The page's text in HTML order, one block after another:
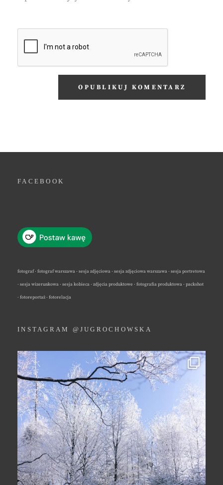
FACEBOOK
fotograf · fotograf warszawa · sesja zdjęciowa · sesja zdjęciowa warszawa · sesja portretowa
· sesja wizerunkowa · sesja kobieca · zdjęcia produktowe · fotografia produktowa · packshot
· fotoreportaż · fotorelacja
INSTAGRAM @JUGROCHOWSKA